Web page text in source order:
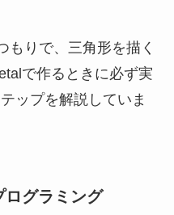
もりで、三角形を描く
で作るときに必ず実
ップを解説していま
ログラミング